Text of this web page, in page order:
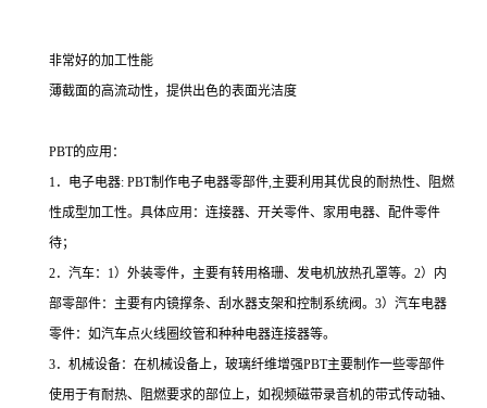
非常好的加工性能
薄截面的高流动性，提供出色的表面光洁度
PBT的应用：
1．电子电器: PBT制作电子电器零部件,主要利用其优良的耐热性、阻燃
性成型加工性。具体应用：连接器、开关零件、家用电器、配件零件
待；
2．汽车：1）外装零件，主要有转用格珊、发电机放热孔罩等。2）内
部零部件：主要有内镜撑条、刮水器支架和控制系统阀。3）汽车电器
零件：如汽车点火线圈绞管和种种电器连接器等。
3．机械设备：在机械设备上，玻璃纤维增强PBT主要制作一些零部件
使用于有耐热、阻燃要求的部位上，如视频磁带录音机的带式传动轴、